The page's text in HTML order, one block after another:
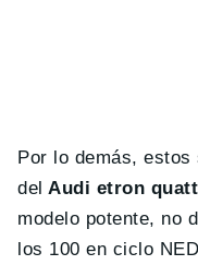
Por lo demás,
del Audi etron
modelo potente, no
los 100 en ciclo